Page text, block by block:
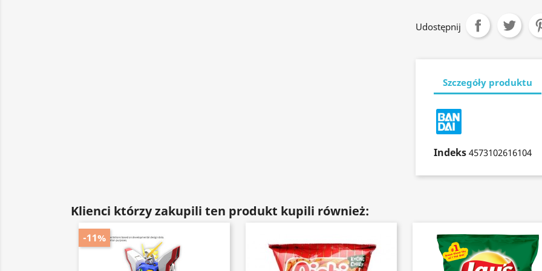
Udostępnij
Szczegóły produktu
Indeks 4573102616104
Klienci którzy zakupili ten produkt kupili również:
-11%